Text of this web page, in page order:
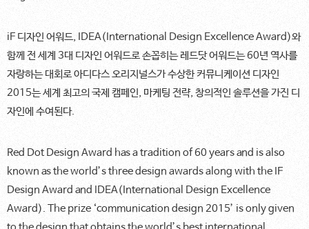
iF 디자인 어워드, IDEA(International Design Excellence Award)와
함께 전 세계 3대 디자인 어워드로 손꼽히는 레드닷 어워드는 60년 역사를
자랑하는 대회로 아디다스 오리지널스가 수상한 커뮤니케이션 디자인
2015는 세계 최고의 국제 캠페인, 마케팅 전략, 창의적인 솔루션을 가진 디
자인에 수여된다.
Red Dot Design Award has a tradition of 60 years and is also
known as the world’s three design awards along with the IF
Design Award and IDEA(International Design Excellence
Award). The prize ‘communication design 2015’ is only given